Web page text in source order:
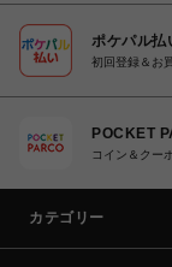
ポケパル払
初回登録＆お
POCKET
コイン＆クー
カテゴリー